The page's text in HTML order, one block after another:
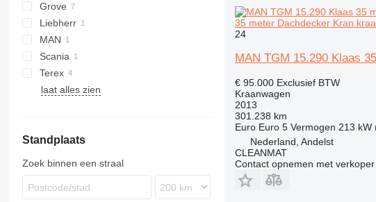
AHK
Grove
GMK
RT
SPX
Liebherr
LTM
MAN
TGM
MC
Scania
P-series
608
377
SK
ATF
Terex
AC
FM
QY
laat alles zien
Standplaats
Zoek binnen een straal
35 meter Dachdecker Kran
24
MAN TGM 15.290 Klaas
€ 95.000 Exclusief BTW
Kraanwagen
2013
301.238 km
Euro Euro 5 Vermogen 213 kW
Nederland, Andelst
CLEANMAT
Contact opnemen met verkoper